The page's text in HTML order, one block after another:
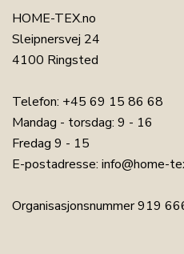
HOME-TEX.no
Sleipnersvej 24
4100 Ringsted
Telefon: +45 69 15 86 68
Mandag - torsdag: 9 - 16
Fredag 9 - 15
E-postadresse: info@home-
Organisasjonsnummer 919